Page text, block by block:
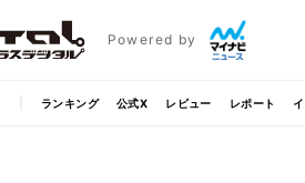
Powered by
ランキング 公式X レビュー レポート